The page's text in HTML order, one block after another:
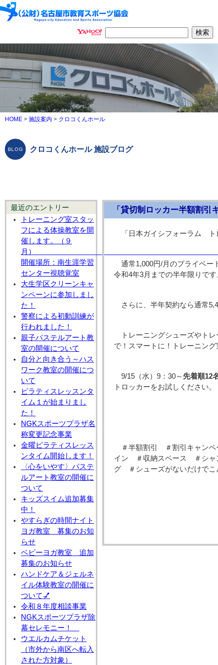
HOME > 施設案内 > クロコくんホール
クロコくんホール 施設ブログ
最近のエントリー
トレーニング室スタッ
フによる体操教室を開
催します。（９
月
開催場所：南生涯学習
センター視聴覚室
大生学区クリーンキャ
ンペーンに参加しまし
た！
警察による初動訓練が
行われました！
親子パステルアート教
室の開催について
自分と向き合う～ハス
ワーク教室の開催につ
いて
ピラティスレッスンタ
イム１が始まりまし
た！
NGKスポーツプラザ名
称変更記念事業
金曜ピラティスレッス
ンタイム開始します！
〈心をいやす〉パステ
ルアート教室の開催に
ついて
キッズスイム追加募集
中！
やすらぎの時間ナイト
ヨガ教室 募集のお知
らせ
ベビーヨガ教室 追加
募集のお知らせ
ハンドケア＆ジェルネ
イル体験教室の開催に
ついて💅
令和８年度相談事業
NGKスポーツプラザ除
幕セレモニー！
ウエルカムチケット
（市外から南区へ転入
された方対象）
「貸切制ロッカー半額割引
「日本ガイシフォーラム
通常1,000円/月のプライベー
令和4年3月までの半年限りです
さらに、半年契約なら通常
トレーニングシューズやト
で！スマートに！トレーニン
9/15（水）9：30～先着順12
トロッカーをお試しください。
＃半額割引 ＃割引キャン
イン ＃収納スペース ＃シャ
グ ＃シューズがないだけで